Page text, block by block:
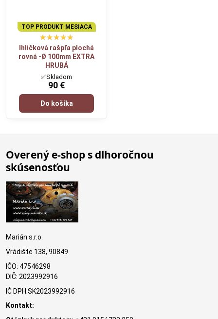
TOP PRODUKT MESIACA
Ihličková rašpľa plochá
rovná -Ø 100mm EXTRA
HRUBÁ
✅Skladom
90 €
Do košíka
Overený e-shop s dlhoročnou
skúsenosťou
Marián s.r.o.
Vrádište 138, 90849
IČO: 47546298
DIČ: 2023992916
IČ DPH:SK2023992916
Kontakt: